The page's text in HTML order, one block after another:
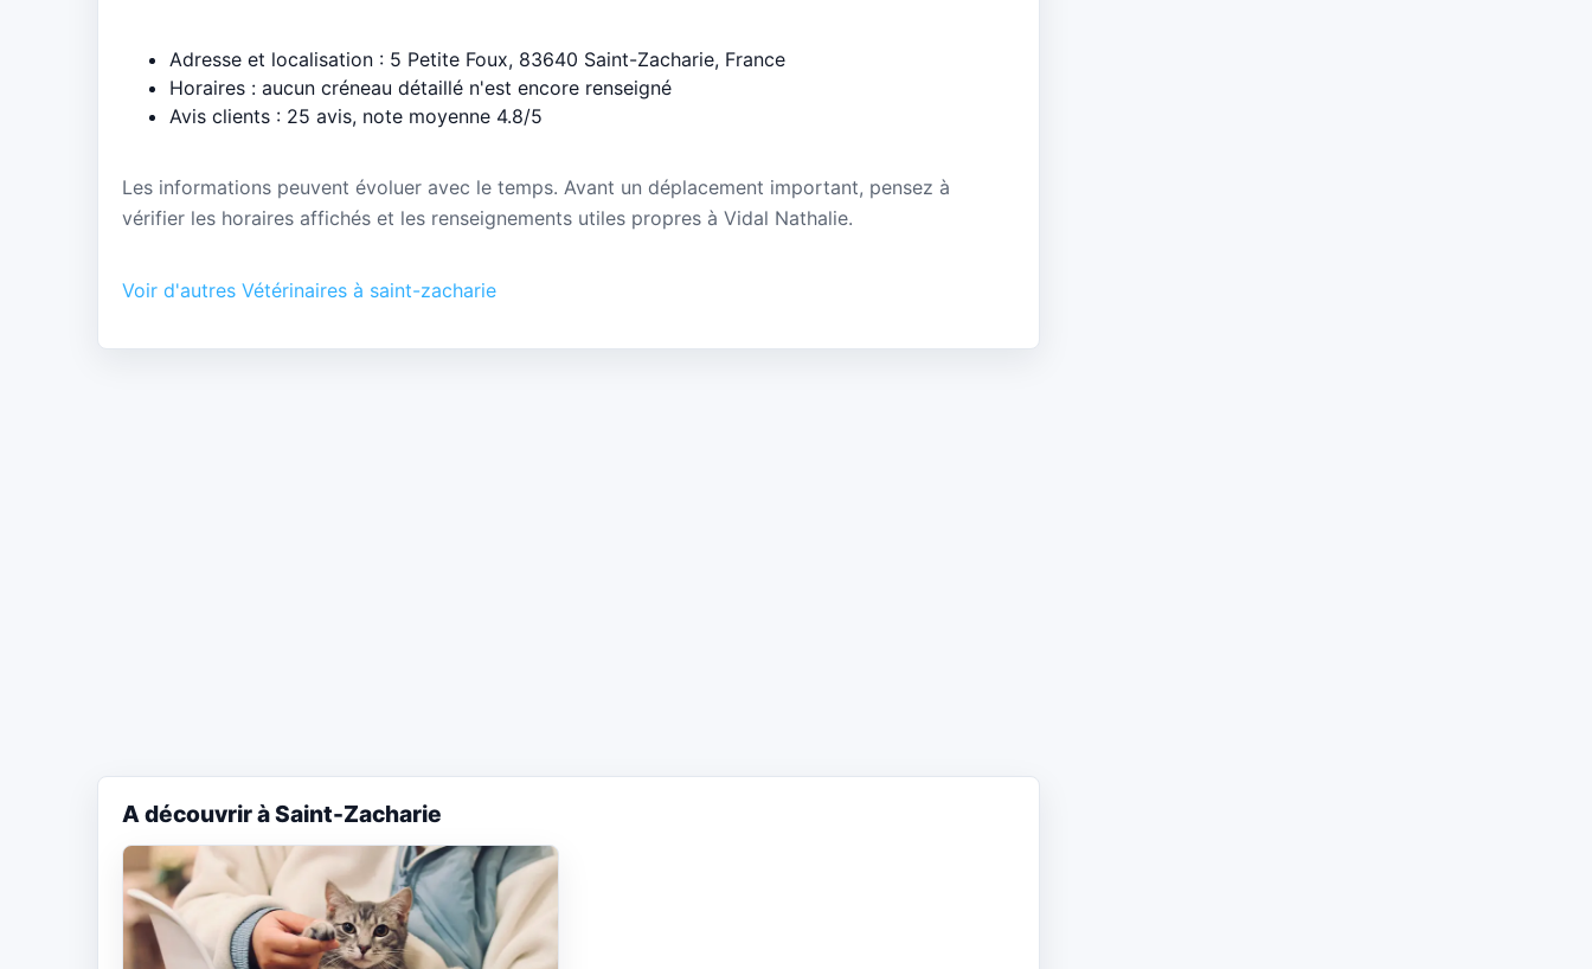
Adresse et localisation : 5 Petite Foux, 83640 Saint-Zacharie, France
Horaires : aucun créneau détaillé n'est encore renseigné
Avis clients : 25 avis, note moyenne 4.8/5
Les informations peuvent évoluer avec le temps. Avant un déplacement important, pensez à
vérifier les horaires affichés et les renseignements utiles propres à Vidal Nathalie.
Voir d'autres Vétérinaires à saint-zacharie
A découvrir à Saint-Zacharie